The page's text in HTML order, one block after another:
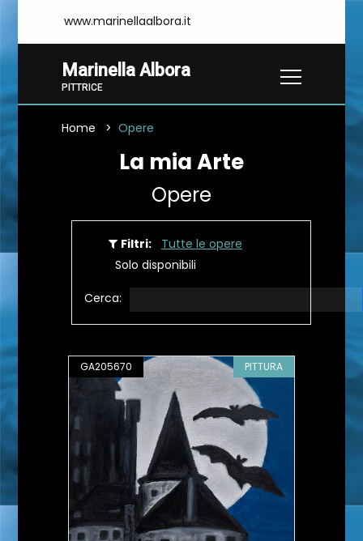
www.marinellaalbora.it
Marinella Albora
PITTRICE
Home Opere
La mia Arte
Opere
Filtri:
Tutte le opere
Solo disponibili
Cerca:
GA205670 PITTURA